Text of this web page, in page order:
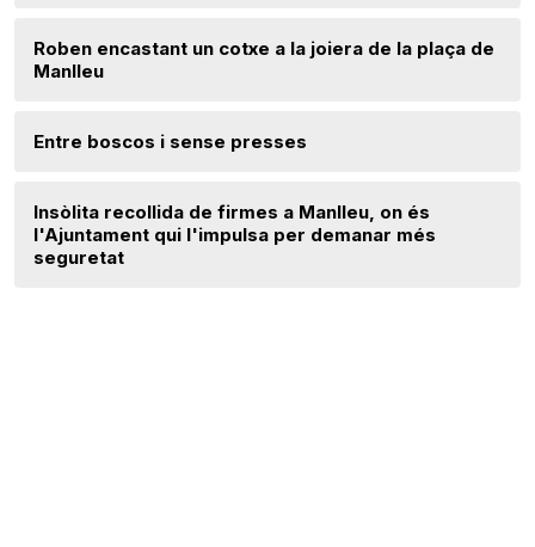
Roben encastant un cotxe a la joiera de la plaça de
Manlleu
Entre boscos i sense presses
Insòlita recollida de firmes a Manlleu, on és
l'Ajuntament qui l'impulsa per demanar més
seguretat